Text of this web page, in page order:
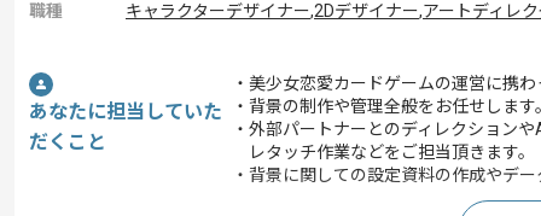
職種
キャラクターデザイナー,2Dデザイナー,アートディレ
あなたに担当していた
だくこと
・美少女恋愛カードゲームの運営に携
・背景の制作や管理全般をお任せします
・外部パートナーとのディレクション
レタッチ作業などをご担当頂きます。
・背景に関しての設定資料の作成やデ